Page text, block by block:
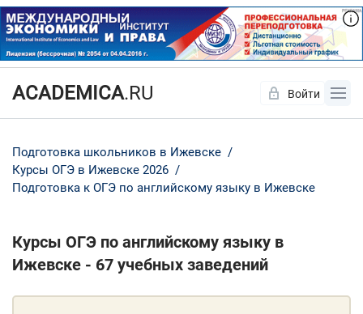
ACADEMICA.RU Войти
Подготовка школьников в Ижевске
Курсы ОГЭ в Ижевске 2026
Подготовка к ОГЭ по английскому языку в Ижевске
Курсы ОГЭ по английскому языку в
Ижевске - 67 учебных заведений
Да Нет